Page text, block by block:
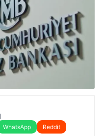
WhatsApp
Reddit